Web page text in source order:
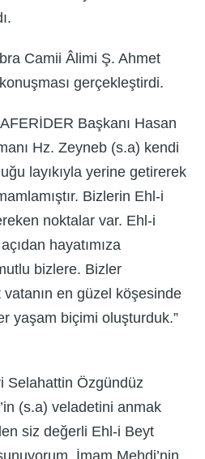
Camii Âlimi Ş. Ahmet
gerçekleştirdi.
Başkanı Hasan
Hz. Zeyneb (s.a) kendi
layıkıyla yerine getirerek
Bizlerin Ehl-i
noktalar var. Ehl-i
hayatımıza
bizlere. Bizler
vatanın en güzel köşesinde
yaşam biçimi oluşturduk.”
Selahattin Özgündüz
(s.a) veladetini anmak
siz değerli Ehl-i Beyt